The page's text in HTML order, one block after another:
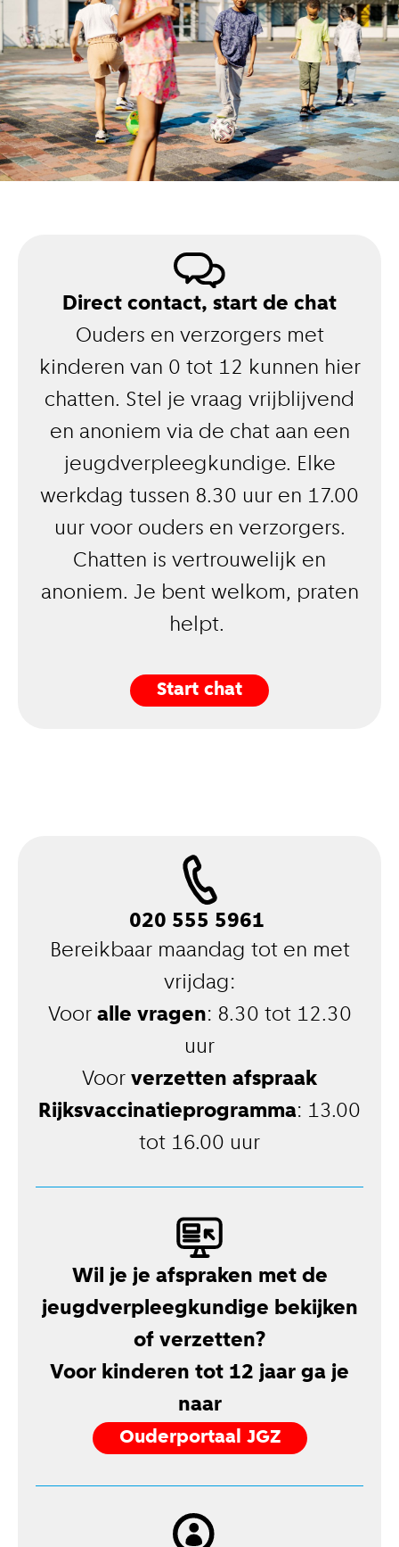
Direct contact, start de chat
Ouders en verzorgers met
kinderen van 0 tot 12 kunnen hier
chatten. Stel je vraag vrijblijvend
en anoniem via de chat aan een
jeugdverpleegkundige. Elke
werkdag tussen 8.30 uur en 17.00
uur voor ouders en verzorgers.
Chatten is vertrouwelijk en
anoniem. Je bent welkom, praten
helpt.
Start chat
020 555 5961
Bereikbaar maandag tot en met
vrijdag:
Voor alle vragen: 8.30 tot 12.30
uur
Voor verzetten afspraak
Rijksvaccinatieprogramma: 13.00
tot 16.00 uur
Wil je je afspraken met de
jeugdverpleegkundige bekijken
of verzetten?
Voor kinderen tot 12 jaar ga je
naar
Ouderportaal JGZ